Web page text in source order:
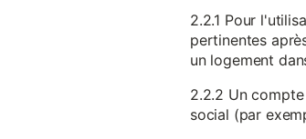
2.2.1 Pour
pertinentes
un logement
2.2.2 Un
social (par